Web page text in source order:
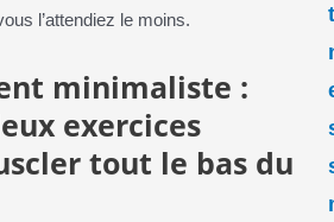
l’attendiez le moins.
minimaliste :
exercices
tout le bas du